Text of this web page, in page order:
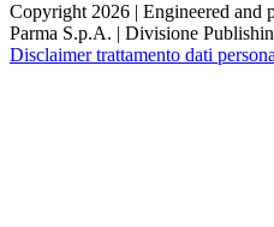
Copyright 2026 | Engineered and
Parma S.p.A. | Divisione
Disclaimer trattamento dati